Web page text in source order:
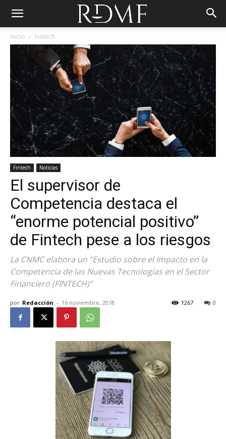
Inicio Fintech
Fintech Noticias
El supervisor de
Competencia destaca el
“enorme potencial positivo”
de Fintech pese a los riesgos
La CNMC elabora un “Estudio sobre el Impacto en la
Competencia de las Nuevas Tecnologías en el Sector
Financiero (FINTECH)”
por Redacción - 16 noviembre, 2018 0
1267